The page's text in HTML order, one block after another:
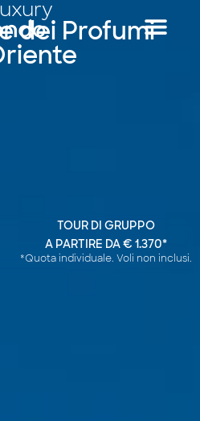
dei Profumi
TOUR DI GRUPPO
A PARTIRE DA € 1.370*
*Quota individuale. Voli non inclusi.